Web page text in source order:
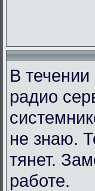
В
радио
не знаю.
тянет.
работе.